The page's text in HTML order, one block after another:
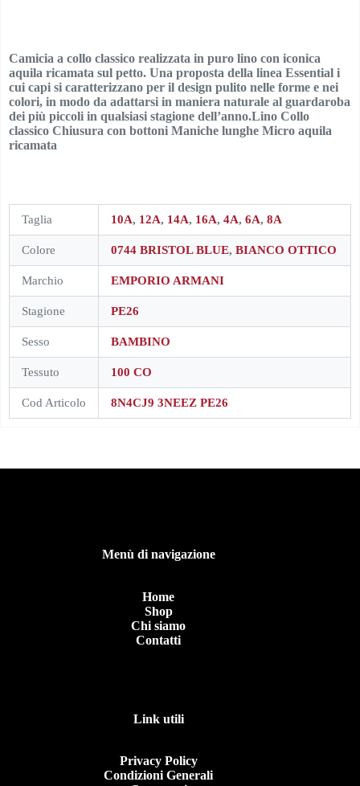
Camicia a collo classico realizzata in puro lino con iconica
aquila ricamata sul petto. Una proposta della linea Essential i
cui capi si caratterizzano per il design pulito nelle forme e nei
colori, in modo da adattarsi in maniera naturale al guardaroba
dei più piccoli in qualsiasi stagione dell’anno.Lino Collo
classico Chiusura con bottoni Maniche lunghe Micro aquila
ricamata
Taglia 10A, 12A, 14A, 16A, 4A, 6A, 8A
Colore 0744 BRISTOL BLUE, BIANCO OTTICO
Marchio EMPORIO ARMANI
Stagione PE26
Sesso BAMBINO
Tessuto 100 CO
Cod Articolo 8N4CJ9 3NEEZ PE26
Menù di navigazione
Home
Shop
Chi siamo
Contatti
Link utili
Privacy Policy
Condizioni Generali